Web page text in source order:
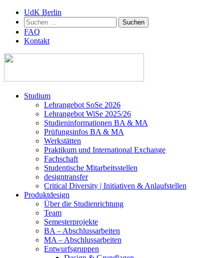
UdK Berlin
Suchen
nach:
FAQ
Kontakt
Inhalt
Studium
Lehrangebot SoSe 2026
Lehrangebot WiSe 2025/26
Studieninformationen ­BA & MA
Prüfungsinfos BA & MA
Werkstätten
Praktikum und International Exchange
Fachschaft
Studentische Mitarbeitsstellen
designtransfer
Critical Diversity | Initiativen & Anlaufstellen
Produktdesign
Über die Studienrichtung
Team
Semesterprojekte
BA – Abschlussarbeiten
MA – Abschlussarbeiten
Entwurfsgruppen